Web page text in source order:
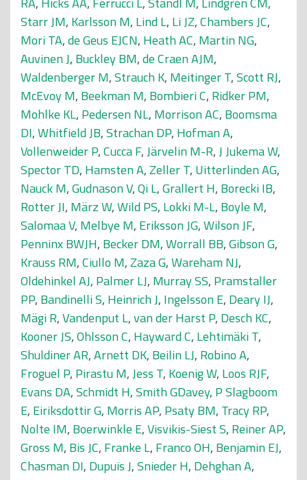
Starr JM, Karlsson M, Lind L, Li JZ,Chambers JC,
Mori TA,de Geus EJCN, Heath AC, Martin NG,
Auvinen J, Buckley BM,de Craen AJM,
Waldenberger M,Strauch K, Meitinger T,Scott RJ,
McEvoy M, Beekman M, Bombieri C, Ridker PM,
Mohlke KL, Pedersen NL, Morrison AC, Boomsma
DI,Whitfield JB,Strachan DP, Hofman A,
Vollenweider P,Cucca F,Järvelin M-R,J Jukema W,
Spector TD, Hamsten A,Zeller T, Uitterlinden AG,
Nauck M,Gudnason V,Qi L,Grallert H, Borecki IB,
Rotter JI, März W,Wild PS, Lokki M-L, Boyle M,
Salomaa V, Melbye M, Eriksson JG,Wilson JF,
Penninx BWJH, Becker DM,Worrall BB,Gibson G,
Krauss RM,Ciullo M,Zaza G,Wareham NJ,
Oldehinkel AJ, Palmer LJ, Murray SS, Pramstaller
PP, Bandinelli S, Heinrich J, Ingelsson E, Deary IJ,
Mägi R,Vandenput L,van der Harst P, Desch KC,
Kooner JS,Ohlsson C, Hayward C, Lehtimäki T,
Shuldiner AR,Arnett DK, Beilin LJ, Robino A,
Froguel P, Pirastu M,Jess T, Koenig W, Loos RJF,
Evans DA,Schmidt H,Smith GDavey, P Slagboom
E, Eiriksdottir G, Morris AP, Psaty BM, Tracy RP,
Nolte IM, Boerwinkle E,Visvikis-Siest S, Reiner AP,
Gross M, Bis JC, Franke L, Franco OH, Benjamin EJ,
Chasman DI, Dupuis J,Snieder H, Dehghan A,